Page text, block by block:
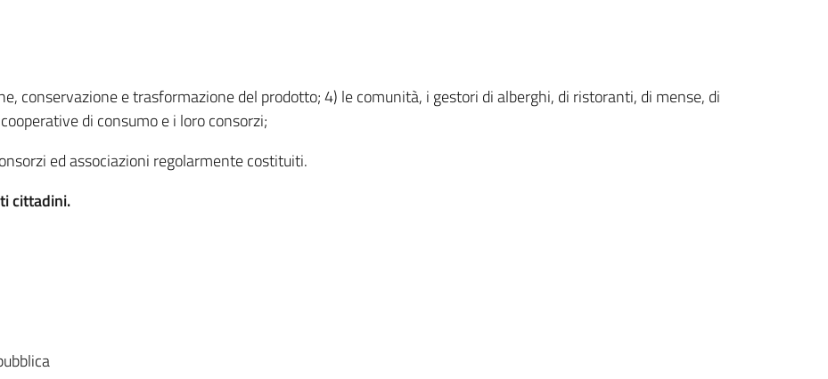
conservazione e trasformazione del prodotto; 4) le comunità, i gestori di alberghi, di ristoranti, di mense, di
di consumo e i loro consorzi;
ed associazioni regolarmente costituiti.
cittadini.